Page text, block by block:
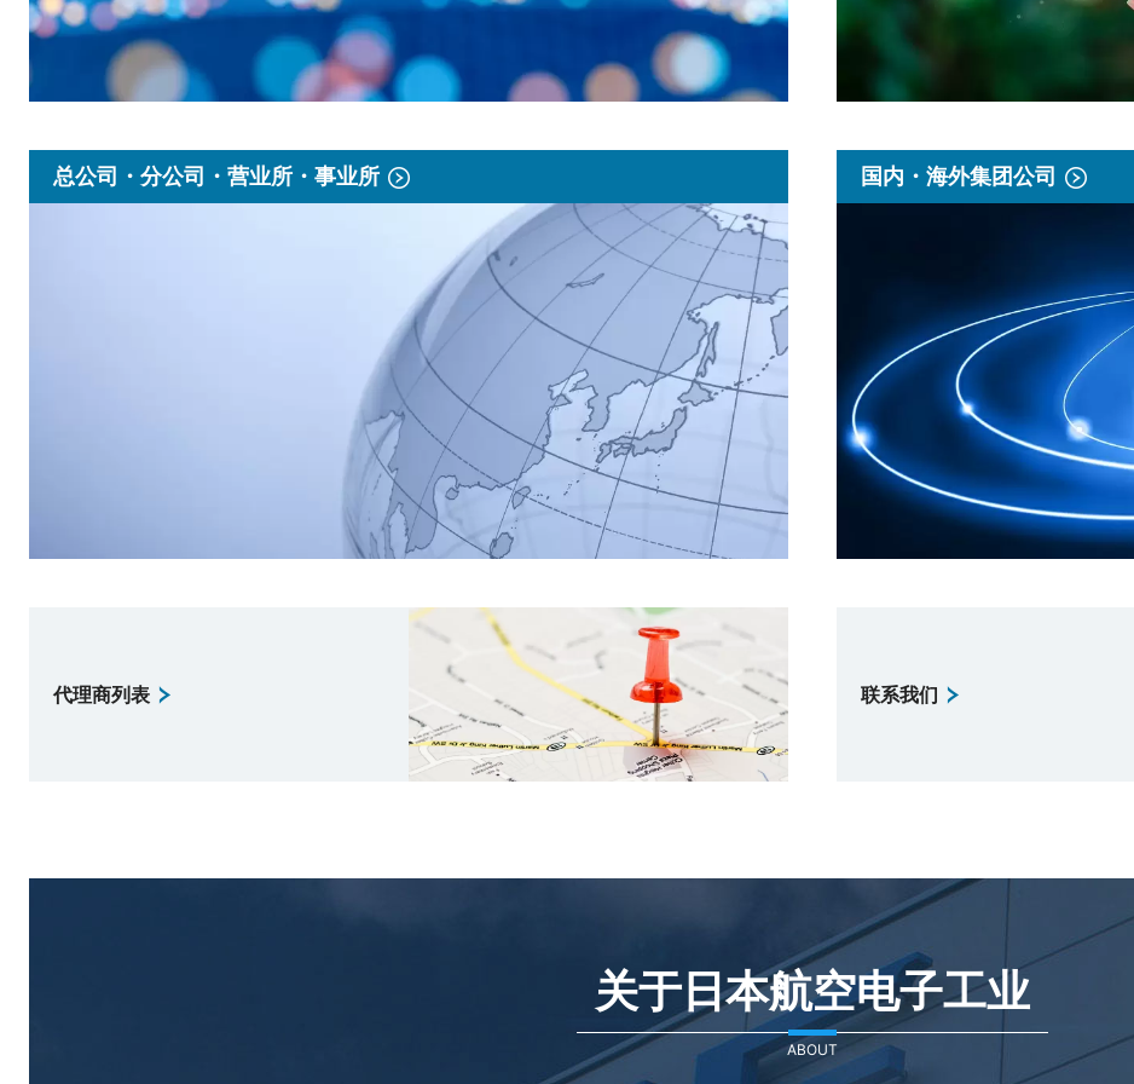
总公司・分公司・营业所・事业所 国内・海外集团公司
代理商列表 联系我们
关于日本航空电子工业
ABOUT